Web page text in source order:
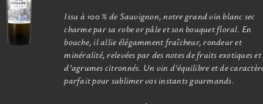
Issu à 100 % de Sauvignon, notre grand vin blanc sec
charme par sa robe or pâle et son bouquet floral. En
bouche, il allie élégamment fraîcheur, rondeur et
minéralité, relevées par des notes de fruits exotiques et
d’agrumes citronnés. Un vin d’équilibre et de
parfait pour sublimer vos instants gourmands.